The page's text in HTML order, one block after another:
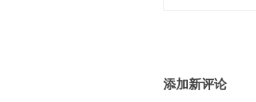
添加新评论